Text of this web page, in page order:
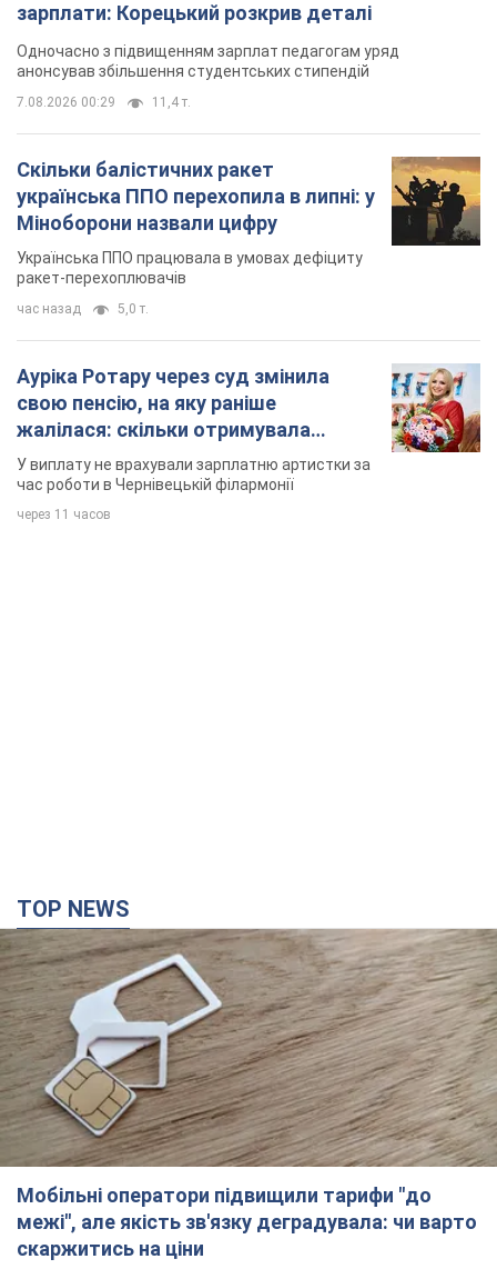
зарплати: Корецький розкрив деталі
Одночасно з підвищенням зарплат педагогам уряд
анонсував збільшення студентських стипендій
7.08.2026 00:29 11,4 т.
Скільки балістичних ракет
українська ППО перехопила в липні: у
Міноборони назвали цифру
Українська ППО працювала в умовах дефіциту
ракет-перехоплювачів
час назад 5,0 т.
Ауріка Ротару через суд змінила
свою пенсію, на яку раніше
жалілася: скільки отримувала
співачка
У виплату не врахували зарплатню артистки за
час роботи в Чернівецькій філармонії
через 11 часов
TOP NEWS
Мобільні оператори підвищили тарифи "до
межі", але якість зв'язку деградувала: чи варто
скаржитись на ціни